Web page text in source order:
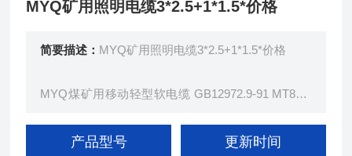
MYQ矿用照明电缆3*2.5+1*1.5*价格
简要描述： MYQ矿用照明电缆3*2.5+1*1.5*价格
MYQ煤矿用移动轻型软电缆 GB12972.9-91 MT818.
用轻型移动橡套软电缆。
产品型号 更新时间